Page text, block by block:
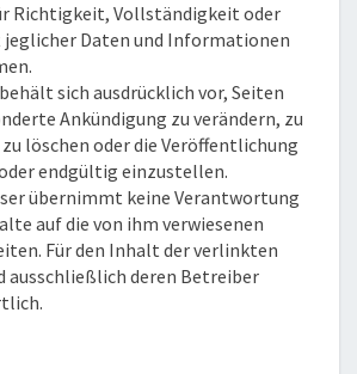
Richtigkeit, Vollständigkeit oder
Daten und Informationen
sich ausdrücklich vor, Seiten
Ankündigung zu verändern, zu
löschen oder die Veröffentlichung
endgültig einzustellen.
übernimmt keine Verantwortung
auf die von ihm verwiesenen
Für den Inhalt der verlinkten
ausschließlich deren Betreiber